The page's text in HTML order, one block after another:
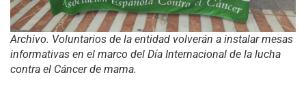
Archivo. Voluntarios de la entidad volverán a instalar mesas
informativas en el marco del Día Internacional de la lucha
contra el Cáncer de mama.